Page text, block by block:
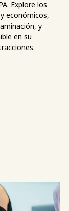
Explore los
económicos,
y
en su